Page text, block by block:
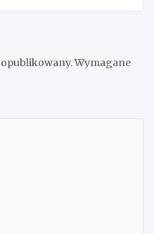
Wymagane